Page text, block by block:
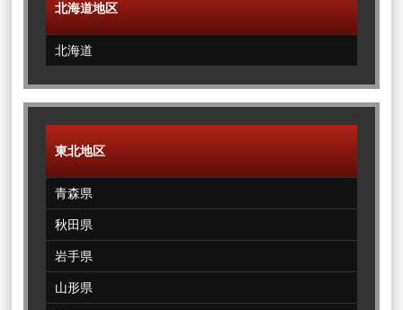
北海道地区
北海道
東北地区
青森県
秋田県
岩手県
山形県